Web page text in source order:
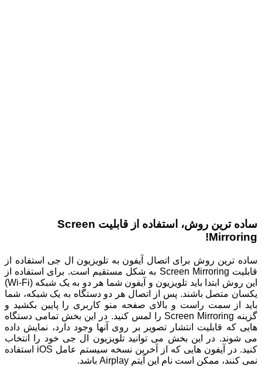
ساده ترین روش، استفاده از قابلیت Screen
Mirroring!
ساده ترین روش برای اتصال آیفون به تلویزیون ال جی استفاده از
قابلیت Screen Mirroring به شکل مستقیم است. برای استفاده از
این روش ابتدا باید تلویزیون و آیفون شما هر دو به یک شبکه (Wi-Fi)
یکسان متصل باشند. پس از اتصال هر دو دستگاه به یک شبکه، شما
باید از سمت راست و بالای صفحه منو کاربری را پایین بکشید و
گزینه Screen Mirroring را لمس کنید. در این بخش تمامی دستگاه
هایی که قابلیت انتشار تصویر بر روی آنها وجود دارد، نمایش داده
می شوند. در این بخش می توانید تلویزیون ال جی خود را انتخاب
کنید. در آیفون هایی که از آخرین نسخه سیستم عامل iOS استفاده
نمی کنند، ممکن است نام این آیتم Airplay باشد.